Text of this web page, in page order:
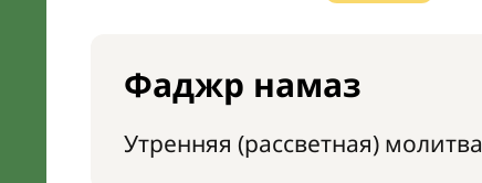
Фаджр намаз
Утренняя (рассветная) молитва